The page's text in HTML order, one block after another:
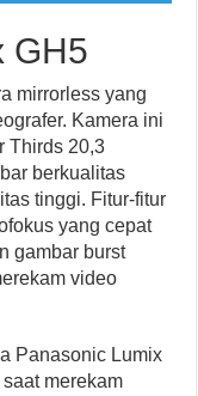
GH5
mirrorless yang
Kamera ini
Thirds 20,3
berkualitas
tinggi. Fitur-fitur
yang cepat
gambar burst
video
Panasonic Lumix
merekam